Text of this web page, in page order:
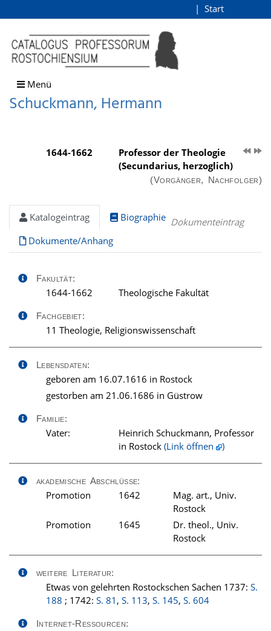
Schuckmann, Hermann
direkt zum Inhalt
Start
Menü
Schuckmann, Hermann
1644-1662
Professor der Theologie
(Secundarius, herzoglich)
(Vorgänger, Nachfolger)
Katalogeintrag
Biographie
Dokumente/Anhang
Dokumenteintrag
Fakultät:
1644-1662 Theologische Fakultät
Fachgebiet:
11 Theologie, Religionswissenschaft
Lebensdaten:
geboren am 16.07.1616 in Rostock
gestorben am 21.06.1686 in Güstrow
Familie:
Vater:
Heinrich Schuckmann, Professor
in Rostock (Link öffnen )
akademische Abschlüsse:
Promotion 1642
Mag. art., Univ.
Rostock
Promotion
1645
Dr. theol., Univ.
Rostock
weitere Literatur:
Etwas von gelehrten Rostockschen Sachen 1737: S.
188 ; 1742: S. 81 , S. 113, S. 145, S. 604
Internet-Ressourcen: